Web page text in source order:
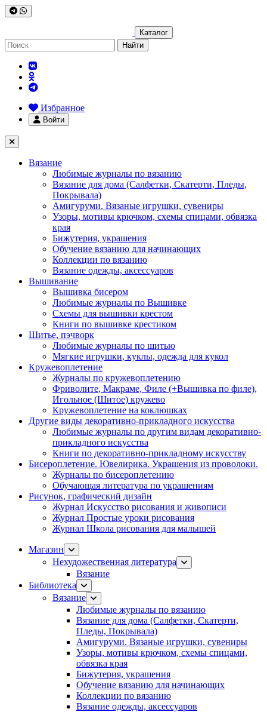
Каталог
Найти
Избранное
Войти
Вязание
Любимые журналы по вязанию
Вязание для дома (Салфетки, Скатерти, Пледы,
Покрывала)
Амигуруми. Вязаные игрушки, сувениры
Узоры, мотивы крючком, схемы спицами, обвязка
края
Бижутерия, украшения
Обучение вязанию для начинающих
Коллекции по вязанию
Вязание одежды, аксессуаров
Вышивание
Вышивка бисером
Любимые журналы по Вышивке
Схемы для вышивки крестом
Книги по вышивке крестиком
Шитье, пэчворк
Любимые журналы по шитью
Мягкие игрушки, куклы, одежда для кукол
Кружевоплетение
Журналы по кружевоплетению
Фриволите, Макраме, Филе (+Вышивка по филе),
Игольное (Шитое) кружево
Кружевоплетение на коклюшках
Другие виды декоративно-прикладного искусства
Любимые журналы по другим видам декоративно-
прикладного искусства
Книги по декоративно-прикладному искусству
Бисероплетение. Ювелирика. Украшения из проволоки.
Журналы по бисероплетению
Обучающая литература по украшениям
Рисунок, графический дизайн
Журнал Искусство рисования и живописи
Журнал Простые уроки рисования
Журнал Школа рисования для малышей
Магазин
Нехудожественная литература
Вязание
Библиотека
Вязание
Любимые журналы по вязанию
Вязание для дома (Салфетки, Скатерти,
Пледы, Покрывала)
Амигуруми. Вязаные игрушки, сувениры
Узоры, мотивы крючком, схемы спицами,
обвязка края
Бижутерия, украшения
Обучение вязанию для начинающих
Коллекции по вязанию
Вязание одежды, аксессуаров